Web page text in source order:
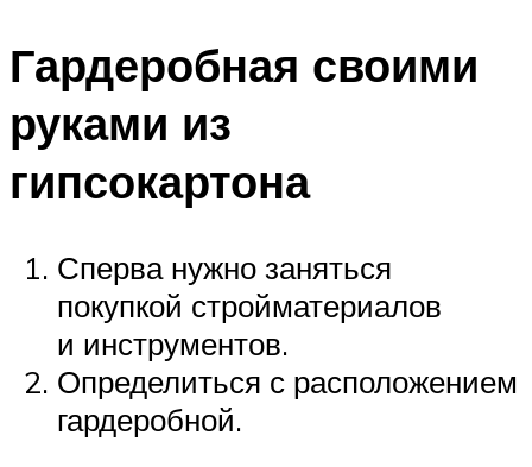
Гардеробная своими
руками из
гипсокартона
Сперва нужно заняться
покупкой стройматериалов
и инструментов.
Определиться с расположением
гардеробной.